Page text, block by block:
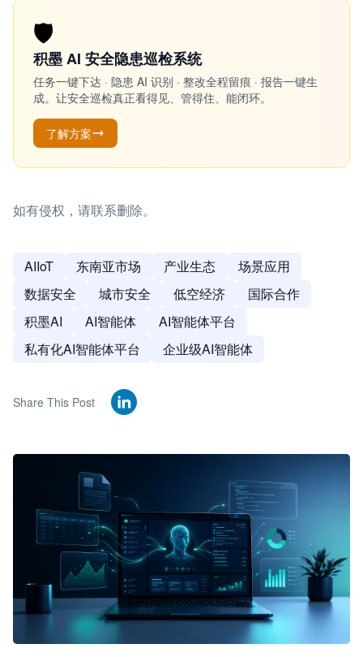
🛡️
积墨 AI 安全隐患巡检系统
任务一键下达 · 隐患 AI 识别 · 整改全程留痕 · 报告一键生
成。让安全巡检真正看得见、管得住、能闭环。
了解方案
如有侵权，请联系删除。
AIIoT 东南亚市场 产业生态
场景应用
数据安全
城市安全 低空经济
国际合作
积墨AI
AI智能体
AI智能体平台
私有化AI智能体平台
企业级AI智能体
Share This Post